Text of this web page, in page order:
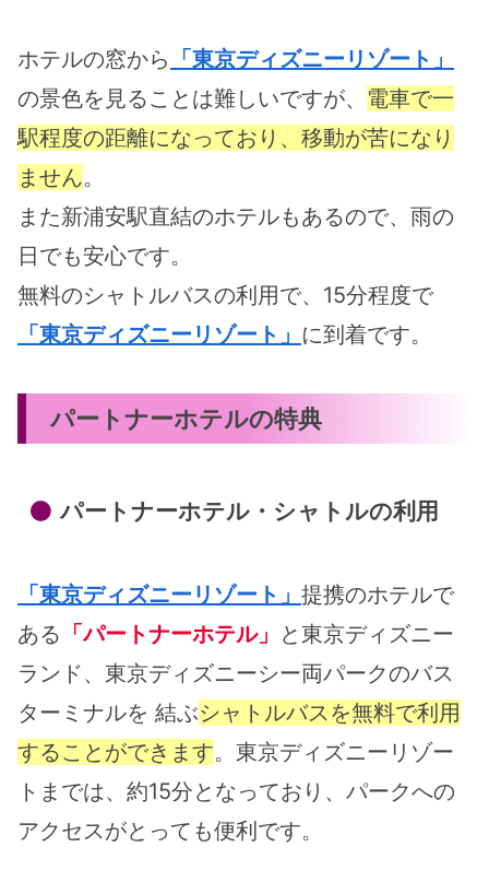
ホテルの窓から
「東京ディズニーリゾート」
の景色を見ることは難しいですが、 電車で一
駅程度の距離になっており、移動が苦になり
ません。
また新浦安駅直結のホテルもあるので、雨の
日でも安心です。
無料のシャトルバスの利用で、15分程度で
「東京ディズニーリゾート」 に到着です。
パートナーホテルの特典
パートナーホテル・シャトルの利用
「東京ディズニーリゾート」 提携のホテルで
ある 「パートナーホテル」 と東京ディズニー
ランド、東京ディズニーシー両パークのバス
ターミナルを 結ぶシャトルバスを無料で利用
することができます。東京ディズニーリゾー
トまでは、約15分となっており、パークへの
アクセスがとっても便利です。